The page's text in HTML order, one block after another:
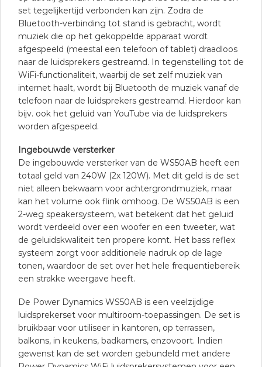
set tegelijkertijd verbonden kan zijn. Zodra de
Bluetooth-verbinding tot stand is gebracht, wordt
muziek die op het gekoppelde apparaat wordt
afgespeeld (meestal een telefoon of tablet) draadloos
naar de luidsprekers gestreamd. In tegenstelling tot de
WiFi-functionaliteit, waarbij de set zelf muziek van
internet haalt, wordt bij Bluetooth de muziek vanaf de
telefoon naar de luidsprekers gestreamd. Hierdoor kan
bijv. ook het geluid van YouTube via de luidsprekers
worden afgespeeld.
Ingebouwde versterker
De ingebouwde versterker van de WS50AB heeft een
totaal geld van 240W (2x 120W). Met dit geld is de set
niet alleen bekwaam voor achtergrondmuziek, maar
kan het volume ook flink omhoog. De WS50AB is een
2-weg speakersysteem, wat betekent dat het geluid
wordt verdeeld over een woofer en een tweeter, wat
de geluidskwaliteit ten propere komt. Het bass reflex
systeem zorgt voor additionele nadruk op de lage
tonen, waardoor de set over het hele frequentiebereik
een strakke weergave heeft.
De Power Dynamics WS50AB is een veelzijdige
luidsprekerset voor multiroom-toepassingen. De set is
bruikbaar voor utiliseer in kantoren, op terrassen,
balkons, in keukens, badkamers, enzovoort. Indien
gewenst kan de set worden gebundeld met andere